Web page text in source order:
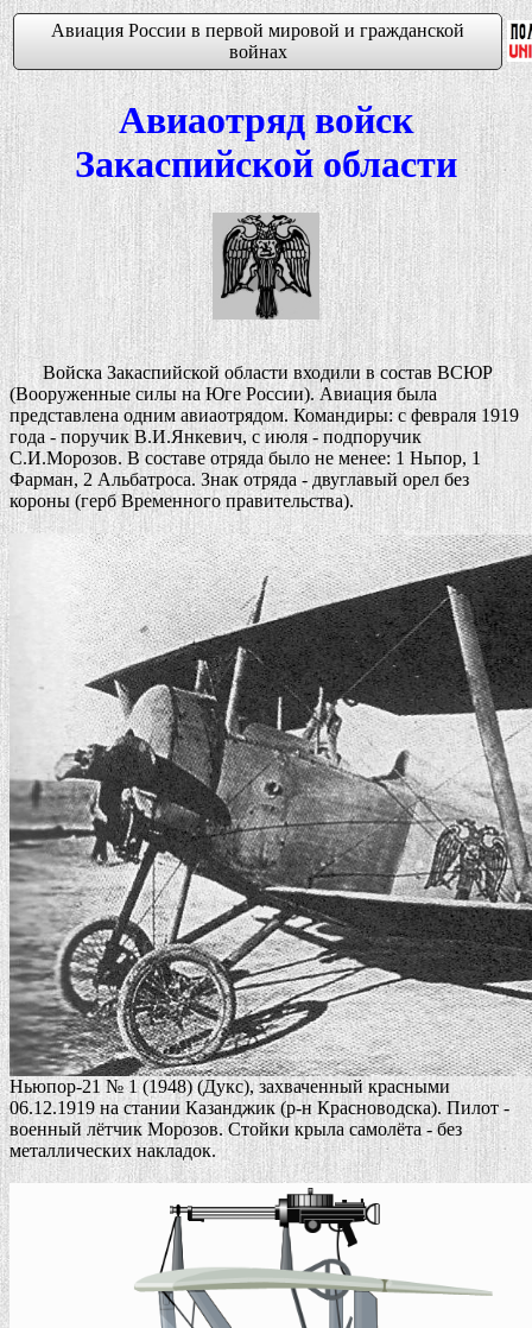
Авиация России в первой мировой и гражданской
войнах
Авиаотряд войск
Закаспийской области
Войска Закаспийской области входили в состав ВСЮР
(Вооруженные силы на Юге России). Авиация была
представлена одним авиаотрядом. Командиры: с февраля 1919
года - поручик В.И.Янкевич, с июля - подпоручик
С.И.Морозов. В составе отряда было не менее: 1 Ньпор, 1
Фарман, 2 Альбатроса. Знак отряда - двуглавый орел без
короны (герб Временного правительства).
Ньюпор-21 № 1 (1948) (Дукс), захваченный красными
06.12.1919 на стании Казанджик (р-н Красноводска). Пилот -
военный лётчик Морозов. Стойки крыла самолёта - без
металлических накладок.